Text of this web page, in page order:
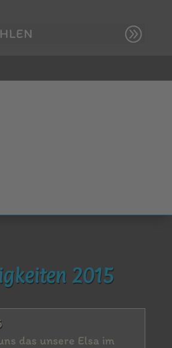
2015
das unsere Elsa im